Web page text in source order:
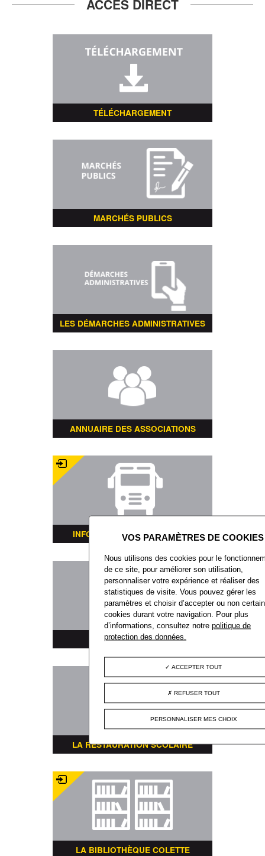
ACCÈS DIRECT
TÉLÉCHARGEMENT
MARCHÉS PUBLICS
LES DÉMARCHES ADMINISTRATIVES
ANNUAIRE DES ASSOCIATIONS
INFORMATIONS TRANSPORTS
PLAN DE LA VILLE
LA RESTAURATION SCOLAIRE
LA BIBLIOTHÈQUE COLETTE
Nous utilisons des cookies pour le
de ce site, pour améliorer son utilisation,
personnaliser votre expérience et réaliser des
statistiques de visite. Vous pouvez gérer les
paramètres et choisir d’accepter ou non
cookies durant votre navigation. Pour plus
d’informations, consultez notrepolitique de
protection des données.
ACCEPTER TOUT
REFUSER TOUT
PERSONNALISER MES CHOIX